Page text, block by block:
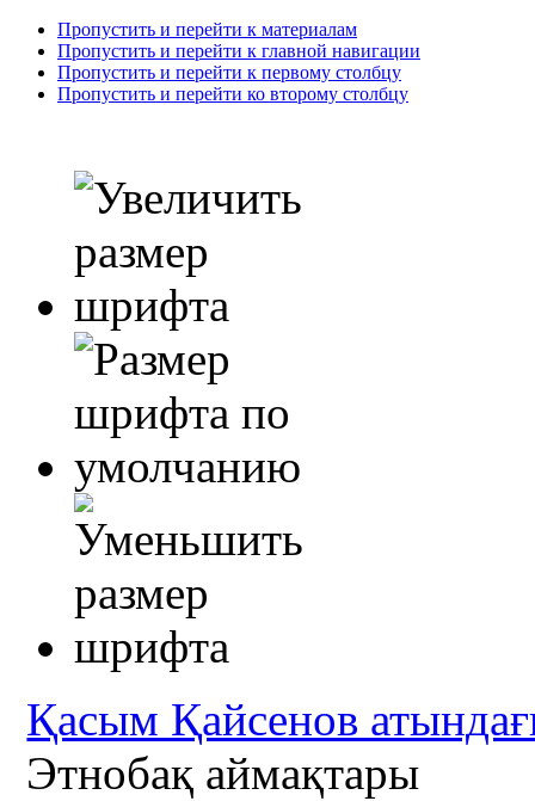
Пропустить и перейти к материалам
Пропустить и перейти к главной навигации
Пропустить и перейти к первому столбцу
Пропустить и перейти ко второму столбцу
Қасым Қайсенов
Этнобақ аймақтары